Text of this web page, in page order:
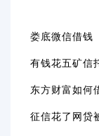
娄底微信借钱
有钱花五矿信
东方财富如何
征信花了网贷